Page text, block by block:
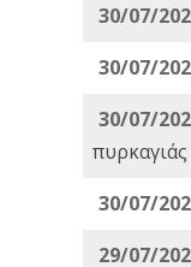
30/07/
30/07/
30/07/
30/07/
29/07/